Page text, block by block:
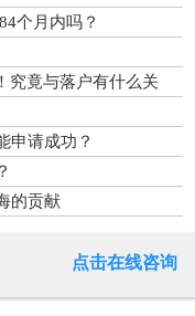
个月内吗？
究竟与落户有什么关
申请成功？
的贡献
点击在线咨询